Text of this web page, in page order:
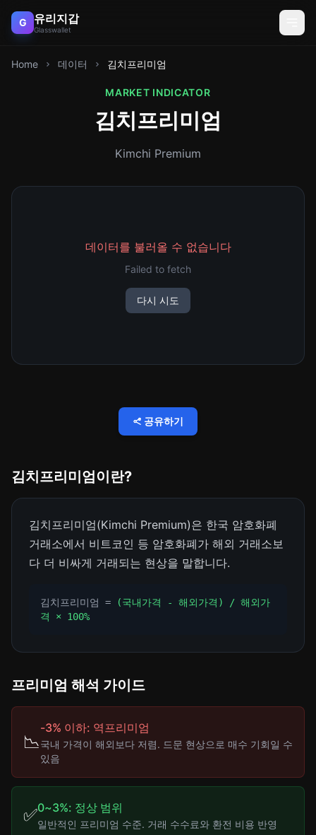
G 유리지갑
Glasswallet
Home 데이터 김치프리미엄
MARKET INDICATOR
김치프리미엄
Kimchi Premium
데이터를 불러올 수 없습니다
Failed to fetch
다시 시도
공유하기
김치프리미엄이란?
김치프리미엄(Kimchi Premium)은 한국 암호화폐
거래소에서 비트코인 등 암호화폐가 해외 거래소보
다 더 비싸게 거래되는 현상을 말합니다.
김치프리미엄 =
(국내가격 - 해외가격) / 해외가
격 × 100%
프리미엄 해석 가이드
📉
-3% 이하: 역프리미엄
국내 가격이 해외보다 저렴. 드문 현상으로 매수 기회일 수
있음
✅0~3%: 정상 범위
일반적인 프리미엄 수준. 거래 수수료와 환전 비용 반영